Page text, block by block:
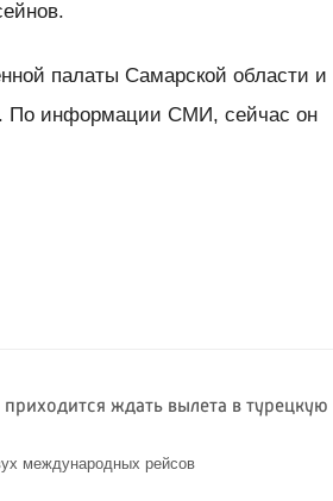
палаты Самарской области и
По информации СМИ, сейчас он
ждать вылета в турецкую
международных рейсов